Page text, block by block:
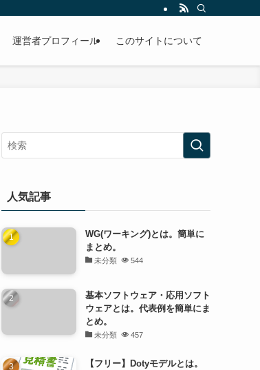
運営者プロフィール このサイトについて
人気記事
WG(ワーキング)とは。簡単に
まとめ。
未分類 544
基本ソフトウェア・応用ソフト
ウェアとは。代表例を簡単にま
とめ。
未分類 457
【フリー】Dotyモデルとは。